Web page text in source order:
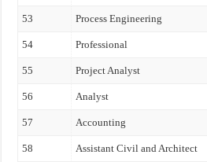
53 Process Engineering
54 Professional
55 Project Analyst
56 Analyst
57 Accounting
58 Assistant Civil and Architect